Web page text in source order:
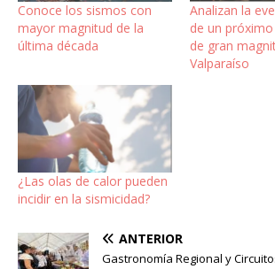
Conoce los sismos con
mayor magnitud de la
última década
Analizan la
de un
de gran
Valparaíso
¿Las olas de calor pueden
incidir en la sismicidad?
ANTERIOR
Gastronomía Regional y